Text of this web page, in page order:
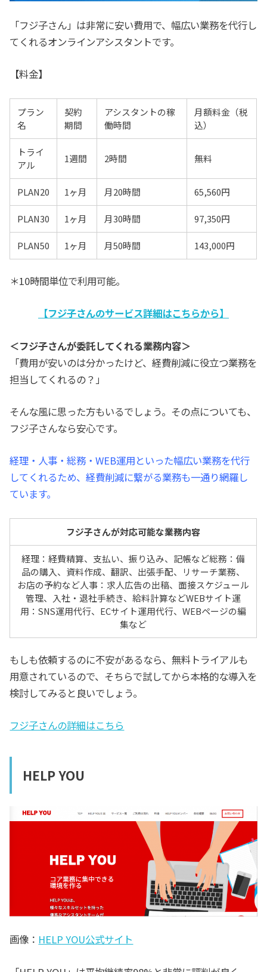
「フジ子さん」は非常に安い費用で、幅広い業務を代行し
てくれるオンラインアシスタントです。
【料金】
プラン
名
契約
期間
アシスタントの稼
働時間
月額料金（税
込）
トライ
アル
1週間 2時間 無料
PLAN20 1ヶ月 月20時間 65,560円
PLAN30 1ヶ月 月30時間 97,350円
PLAN50 1ヶ月 月50時間 143,000円
＊10時間単位で利用可能。
【フジ子さんのサービス詳細はこちらから】
＜フジ子さんが委託してくれる業務内容＞
「費用が安いのは分かったけど、経費削減に役立つ業務を
担当してくれるの？」
そんな風に思った方もいるでしょう。その点についても、
フジ子さんなら安心です。
経理・人事・総務・WEB運用といった幅広い業務を代行
してくれるため、経費削減に繋がる業務も一通り網羅し
ています。
フジ子さんが対応可能な業務内容
経理：経費精算、支払い、振り込み、記帳など総務：備
品の購入、資料作成、翻訳、出張手配、リサーチ業務、
お店の予約など人事：求人広告の出稿、面接スケジュール
管理、入社・退社手続き、給料計算などWEBサイト運
用：SNS運用代行、ECサイト運用代行、WEBページの編
集など
もしも依頼するのに不安があるなら、無料トライアルも
用意されているので、そちらで試してから本格的な導入を
検討してみると良いでしょう。
フジ子さんの詳細はこちら
HELP YOU
画像： HELP YOU公式サイト